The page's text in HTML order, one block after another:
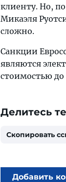
клиенту. Но,
Микаэля
сложно.
Санкции
являются
стоимостью до
Делитесь
Скопировать
Добавить